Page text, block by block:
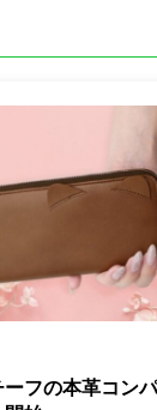
フの本革コン